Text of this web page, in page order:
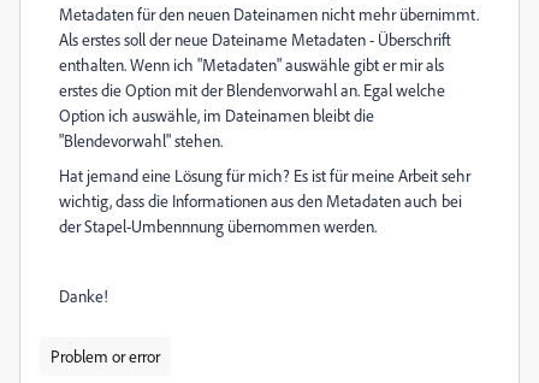
Metadaten für den neuen Dateinamen nicht mehr übernimmt.
Als erstes soll der neue Dateiname Metadaten - Überschrift
enthalten. Wenn ich "Metadaten" auswähle gibt er mir als
erstes die Option mit der Blendenvorwahl an. Egal welche
Option ich auswähle, im Dateinamen bleibt die
"Blendevorwahl" stehen.
Hat jemand eine Lösung für mich? Es ist für meine Arbeit sehr
wichtig, dass die Informationen aus den Metadaten auch bei
der Stapel-Umbennnung übernommen werden.
Danke!
Problem or error